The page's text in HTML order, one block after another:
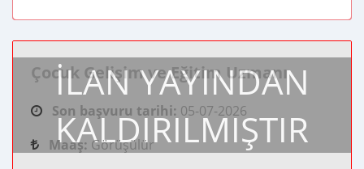
İLAN YAYINDAN
KALDIRILMIŞTIR
Çocuk Gelişim ve Eğitim Uzmanı
Son başvuru tarihi: 05-07-2026
Maaş: Görüşülür